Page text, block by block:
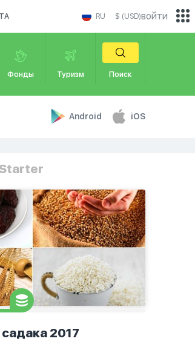
RU $ (USD)
Фонды Туризм Поиск
Android iOS
войти
2017